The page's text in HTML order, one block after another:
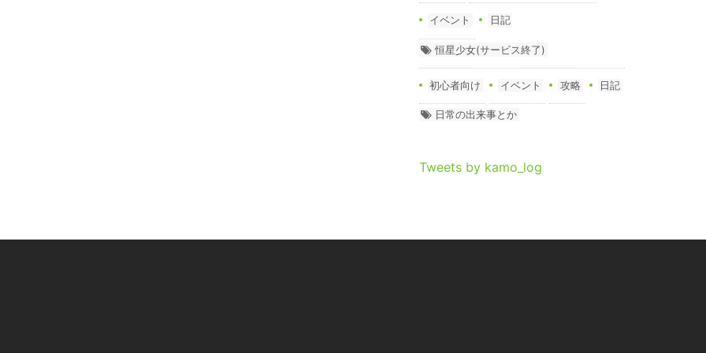
イベント 日記
恒星少女(サービス終了)
初心者向け イベント 攻略 日記
日常の出来事とか
Tweets by kamo_log